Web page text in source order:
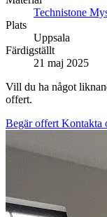
Technistone
Plats
Uppsala
Färdigställt
21 maj 2025
Vill du ha något
offert.
Begär offert Kontakta